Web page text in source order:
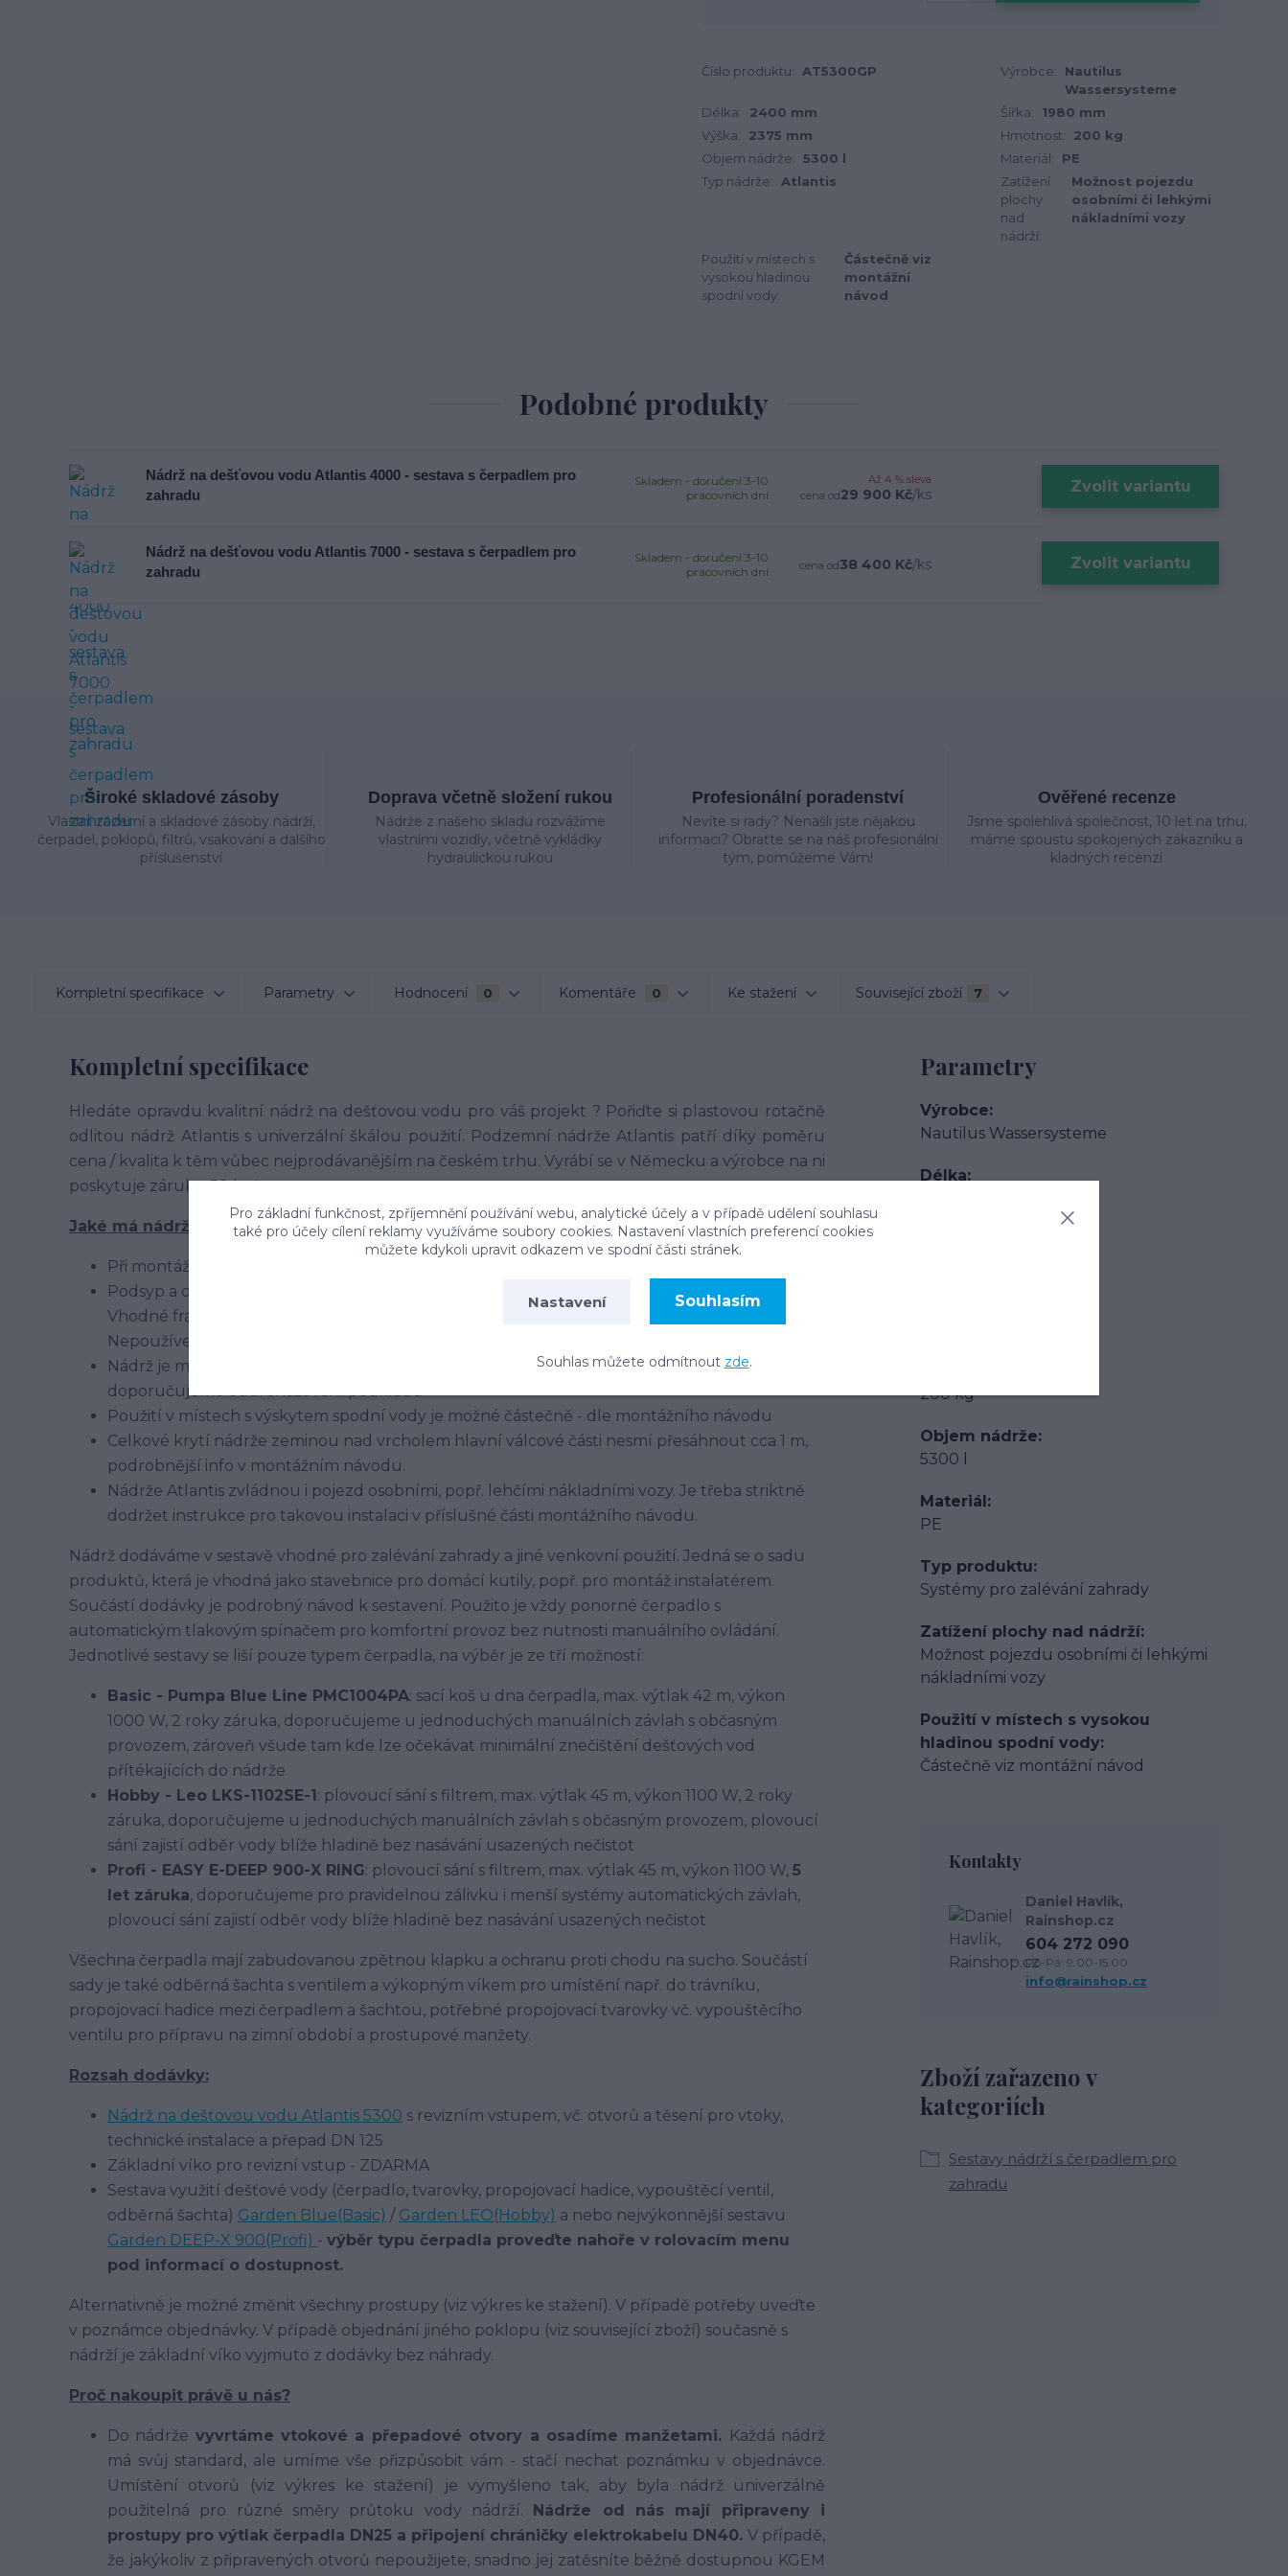
Číslo produktu: AT5300GP Výrobce:
Nautilus
Wassersysteme
Délka:
2400 mm Šířka:
1980 mm
Výška:
2375 mm Hmotnost:
200 kg
Objem nádrže: 5300 l Materiál:
PE
Typ nádrže:
Atlantis
Zatížení
plochy
nad
nádrží:
Možnost pojezdu
osobními či lehkými
nákladními vozy
Použití v místech s
vysokou hladinou
spodní vody:
Částečně viz
montážní
návod
Podobné produkty
Nádrž na dešťovou vodu Atlantis 4000 - sestava s čerpadlem pro
zahradu
Až 4 % sleva
cena od29 900 Kč/ks
Skladem - doručení 3-10
pracovních dní
Zvolit variantu
Nádrž na dešťovou vodu Atlantis 7000 - sestava s čerpadlem pro
zahradu
cena od38 400 Kč/ks
Skladem - doručení 3-10
pracovních dní
Zvolit variantu
Široké skladové zásoby
Vlastní zázemí a skladové zásoby nádrží,
čerpadel, poklopů, filtrů, vsakování a dalšího
příslušenství
Doprava včetně složení rukou
Nádrže z našeho skladu rozvážíme
vlastními vozidly, včetně vykládky
hydraulickou rukou
Profesionální poradenství
Nevíte si rady? Nenašli jste nějakou
informaci? Obraťte se na náš profesionální
tým, pomůžeme Vám!
Ověřené recenze
Jsme spolehlivá společnost, 10 let na trhu,
máme spoustu spokojených zákazníku a
kladných recenzí
Kompletní specifikace Parametry Hodnocení 0 Komentáře 0 Ke stažení Související zboží 7
Kompletní specifikace
Hledáte opravdu kvalitní nádrž na dešťovou vodu pro váš projekt ? Pořiďte si plastovou rotačně
odlitou nádrž Atlantis s univerzální škálou použití. Podzemní nádrže Atlantis patří díky poměru
cena / kvalita k těm vůbec nejprodávanějším na českém trhu. Vyrábí se v Německu a výrobce na ni
poskytuje záruku 50 let!
Jaké má nádrž výhody a jak ji zabudovat?
Při montáži není třeba
Podsyp a obsyp nádrže se provádí z těženého kameniva velikostního rozsahu 4-16 mm.
Vhodné frakce ve většině českých štěrkoven jsou označovány jako TK 4/8, 8/16, 4/16.
Nepoužívejte k obsypu zeminu z výkopu, písek, prosívku, apod.
Nádrž je možné použít v různých zeminách. V těch jílovitých a jiných hůře propustných
doporučujeme oddrenážování podkladu
Použití v místech s výskytem spodní vody je možné částečně - dle montážního návodu
Celkové krytí nádrže zeminou nad vrcholem hlavní válcové části nesmí přesáhnout cca 1 m,
podrobnější info v montážním návodu.
Nádrže Atlantis zvládnou i pojezd osobními, popř. lehčími nákladními vozy. Je třeba striktně
dodržet instrukce pro takovou instalaci v příslušné části montážního návodu.
Nádrž dodáváme v sestavě vhodné pro zalévání zahrady a jiné venkovní použití. Jedná se o sadu
produktů, která je vhodná jako stavebnice pro domácí kutily, popř. pro montáž instalatérem.
Součástí dodávky je podrobný návod k sestavení. Použito je vždy ponorné čerpadlo s
automatickým tlakovým spínačem pro komfortní provoz bez nutnosti manuálního ovládání.
Jednotlivé sestavy se liší pouze typem čerpadla, na výběr je ze tří možností:
Basic - Pumpa Blue Line PMC1004PA: sací koš u dna čerpadla, max. výtlak 42 m, výkon
1000 W, 2 roky záruka, doporučujeme u jednoduchých manuálních závlah s občasným
provozem, zároveň všude tam kde lze očekávat minimální znečištění dešťových vod
přítékajících do nádrže
Hobby - Leo LKS-1102SE-1: plovoucí sání s filtrem, max. výtlak 45 m, výkon 1100 W, 2 roky
záruka, doporučujeme u jednoduchých manuálních závlah s občasným provozem, plovoucí
sání zajistí odběr vody blíže hladině bez nasávání usazených nečistot
Profi - EASY E-DEEP 900-X RING: plovoucí sání s filtrem, max. výtlak 45 m, výkon 1100 W, 5
let záruka, doporučujeme pro pravidelnou zálivku i menší systémy automatických závlah,
plovoucí sání zajistí odběr vody blíže hladině bez nasávání usazených nečistot
Všechna čerpadla mají zabudovanou zpětnou klapku a ochranu proti chodu na sucho. Součástí
sady je také odběrná šachta s ventilem a výkopným víkem pro umístění např. do trávníku,
propojovací hadice mezi čerpadlem a šachtou, potřebné propojovací tvarovky vč. vypouštěcího
ventilu pro přípravu na zimní období a prostupové manžety.
Rozsah dodávky:
Nádrž na dešťovou vodu Atlantis 5300 s revizním vstupem, vč. otvorů a těsení pro vtoky,
technické instalace a přepad DN 125
Základní víko pro revizní vstup - ZDARMA
Sestava využití dešťové vody (čerpadlo, tvarovky, propojovací hadice, vypouštěcí ventil,
odběrná šachta) Garden Blue(Basic) / Garden LEO(Hobby) a nebo nejvýkonnější sestavu
Garden DEEP-X 900(Profi) - výběr typu čerpadla proveďte nahoře v rolovacím menu
pod informací o dostupnost.
Alternativně je možné změnit všechny prostupy (viz výkres ke stažení). V případě potřeby uveďte
v poznámce objednávky. V případě objednání jiného poklopu (viz související zboží) současně s
nádrží je základní víko vyjmuto z dodávky bez náhrady.
Proč nakoupit právě u nás?
Do nádrže vyvrtáme vtokové a přepadové otvory a osadíme manžetami. Každá nádrž
má svůj standard, ale umíme vše přizpůsobit vám - stačí nechat poznámku v objednávce.
Umístění otvorů (viz výkres ke stažení) je vymyšleno tak, aby byla nádrž univerzálně
použitelná pro různé směry průtoku vody nádrží. Nádrže od nás mají připraveny i
prostupy pro výtlak čerpadla DN25 a připojení chráničky elektrokabelu DN40. V případě,
že jakýkoliv z připravených otvorů nepoužijete, snadno jej zatěsníte běžně dostupnou KGEM
Parametry
Výrobce
Nautilus Wassersysteme
Délka
200 kg
Objem nádrže
5300 l
Materiál
PE
Typ produktu
Systémy pro zalévání zahrady
Zatížení plochy nad nádrží
Možnost pojezdu osobními či lehkými
nákladními vozy
Použití v místech s vysokou
hladinou spodní vody
Částečně viz montážní návod
Zboží zařazeno v
kategoriích
Sestavy nádrží s čerpadlem pro
zahradu
Kontakty
Daniel Havlík,
Rainshop.cz
604 272 090
Po-Pá: 9.00-15.00
info@rainshop.cz
Pro základní funkčnost, zpříjemnění používání webu, analytické účely a v případě udělení souhlasu
také pro účely cílení reklamy využíváme soubory cookies. Nastavení vlastních preferencí cookies
můžete kdykoli upravit odkazem ve spodní části stránek.
Nastavení Souhlasím
Souhlas můžete odmítnout zde.